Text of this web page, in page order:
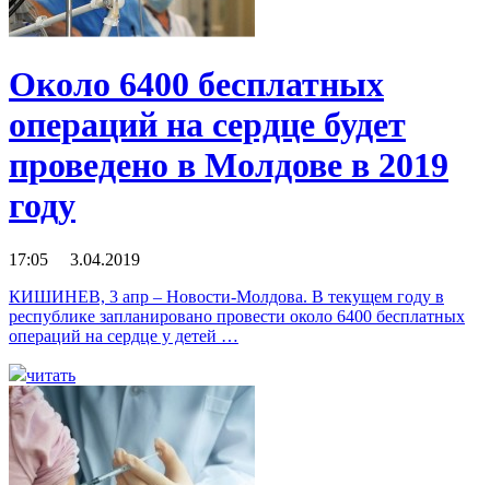
Около 6400 бесплатных
операций на сердце будет
проведено в Молдове в 2019
году
17:05 3.04.2019
КИШИНЕВ, 3 апр – Новости-Молдова. В текущем году в
республике запланировано провести около 6400 бесплатных
операций на сердце у детей …
читать